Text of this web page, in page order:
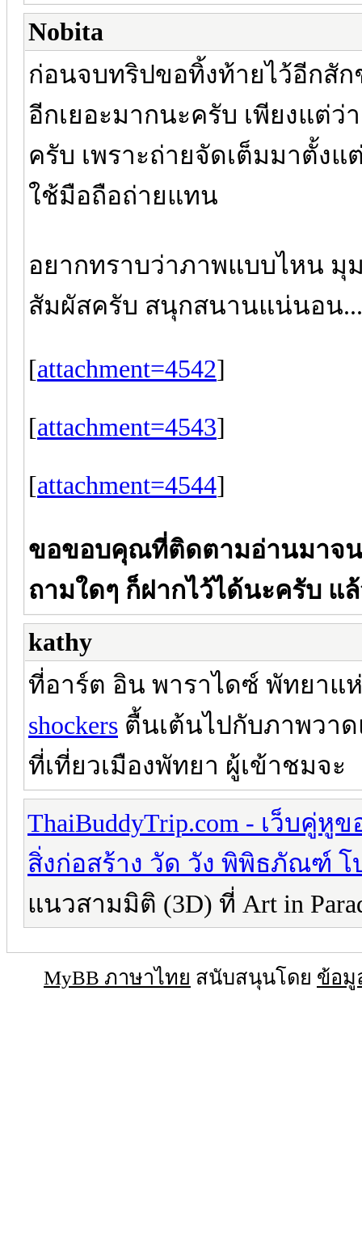
Nobita
ก่อนจบทริปขอทิ้งท้ายไว้อีกสั
อีกเยอะมากนะครับ เพียงแต่
ครับ เพราะถ่ายจัดเต็มมาตั้งแ
ใช้มือถือถ่ายแทน
อยากทราบว่าภาพแบบไหน มุ
สัมผัสครับ สนุกสนานแน่นอน...
[attachment=4542]
[attachment=4543]
[attachment=4544]
ขอขอบคุณที่ติดตามอ่านมาจ
ถามใดๆ ก็ฝากไว้ได้นะครับ แ
kathy
ที่อาร์ต อิน พาราไดซ์ พัทยา
shockers ตื้นเต้นไปกับภาพวา
ที่เที่ยวเมืองพัทยา ผู้เข้าชมจะ
ThaiBuddyTrip.com - เว็บคู่หู
สิ่งก่อสร้าง วัด วัง พิพิธภัณฑ์
แนวสามมิติ (3D) ที่ Art in
MyBB ภาษาไทย สนับสนุนโดย ข้อมู